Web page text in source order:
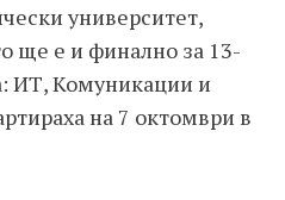
университет,
ще е и финално за 13-
ИТ, Комуникации и
на 7 октомври в